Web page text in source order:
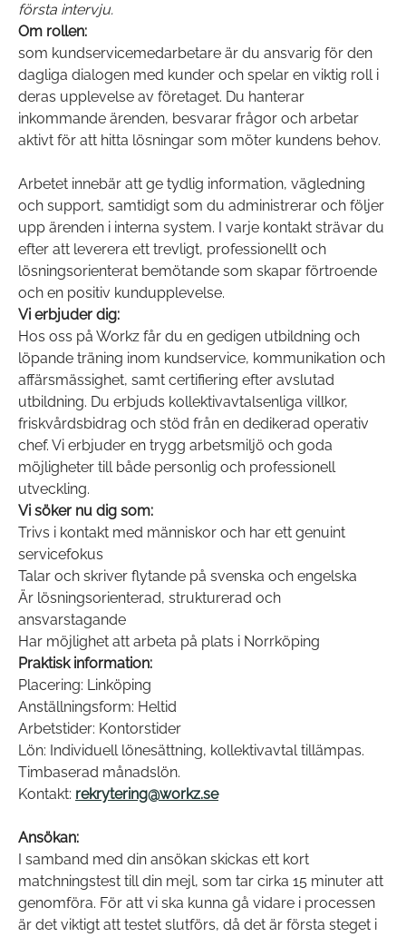
första intervju.
Om rollen:
som kundservicemedarbetare är du ansvarig för den
dagliga dialogen med kunder och spelar en viktig roll i
deras upplevelse av företaget. Du hanterar
inkommande ärenden, besvarar frågor och arbetar
aktivt för att hitta lösningar som möter kundens behov.
Arbetet innebär att ge tydlig information, vägledning
och support, samtidigt som du administrerar och följer
upp ärenden i interna system. I varje kontakt strävar du
efter att leverera ett trevligt, professionellt och
lösningsorienterat bemötande som skapar förtroende
och en positiv kundupplevelse.
Vi erbjuder dig:
Hos oss på Workz får du en gedigen utbildning och
löpande träning inom kundservice, kommunikation och
affärsmässighet, samt certifiering efter avslutad
utbildning. Du erbjuds kollektivavtalsenliga villkor,
friskvårdsbidrag och stöd från en dedikerad operativ
chef. Vi erbjuder en trygg arbetsmiljö och goda
möjligheter till både personlig och professionell
utveckling.
Vi söker nu dig som:
Trivs i kontakt med människor och har ett genuint
servicefokus
Talar och skriver flytande på svenska och engelska
Är lösningsorienterad, strukturerad och
ansvarstagande
Har möjlighet att arbeta på plats i Norrköping
Praktisk information:
Placering: Linköping
Anställningsform: Heltid
Arbetstider: Kontorstider
Lön: Individuell lönesättning, kollektivavtal tillämpas.
Timbaserad månadslön.
Kontakt: rekrytering@workz.se
Ansökan:
I samband med din ansökan skickas ett kort
matchningstest till din mejl, som tar cirka 15 minuter att
genomföra. För att vi ska kunna gå vidare i processen
är det viktigt att testet slutförs, då det är första steget i